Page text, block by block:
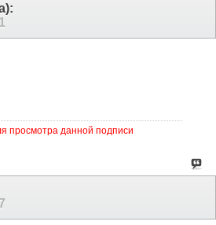
просмотра данной подписи